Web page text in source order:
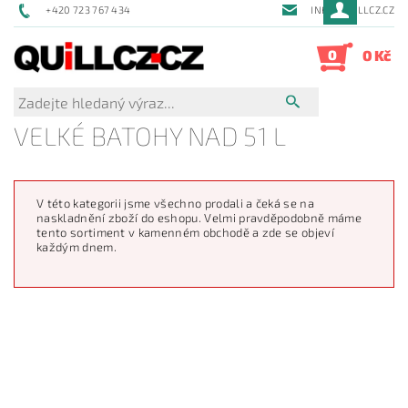
+420 723 767 434 INFO@QUILLCZ.CZ
0 0 Kč
VELKÉ BATOHY NAD 51 L
V této kategorii jsme všechno prodali a čeká se na
naskladnění zboží do eshopu. Velmi pravděpodobně máme
tento sortiment v kamenném obchodě a zde se objeví
každým dnem.